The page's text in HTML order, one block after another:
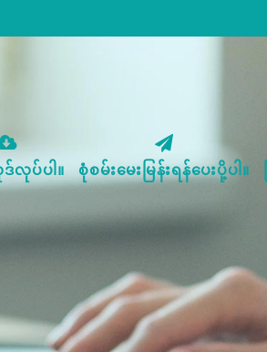
ဒ်လုပ်ပါ။ စုံစမ်းမေးမြန်းရန်ပေးပို့ပါ။